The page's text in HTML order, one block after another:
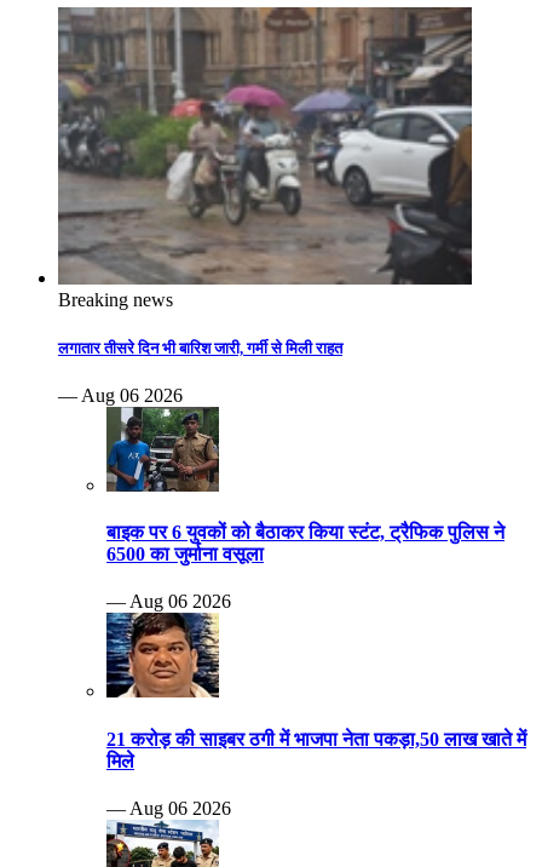
Breaking news
लगातार तीसरे दिन भी बारिश जारी, गर्मी से मिली राहत
— Aug 06 2026
बाइक पर 6 युवकों को बैठाकर किया स्टंट, ट्रैफिक पुलिस ने
6500 का जुर्माना वसूला
— Aug 06 2026
21 करोड़ की साइबर ठगी में भाजपा नेता पकड़ा,50 लाख खाते में
मिले
— Aug 06 2026